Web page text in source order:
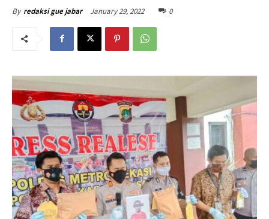
By redaksi gue jabar January 29, 2022 0